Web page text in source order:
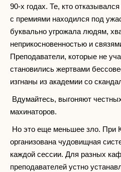
90-х годах. Те, кто
с премиями находился под
буквально угрожала людям,
неприкосновенностью и
Преподаватели, которые не
становились жертвами
изгнаны из академии со
Вдумайтесь, выгоняют
махинаторов.
Но это еще меньшее зло. При
организована чудовищная
каждой сессии. Для разных
преподавателей устно